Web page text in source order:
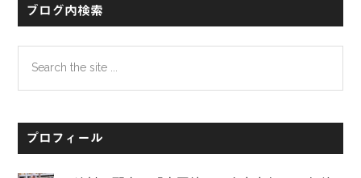
サ
イ
ド
ー
ブログ内検索
the
プロフィール